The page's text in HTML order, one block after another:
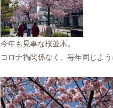
今年も見事な桜並木。
コロナ禍関係なく、毎年同じよう